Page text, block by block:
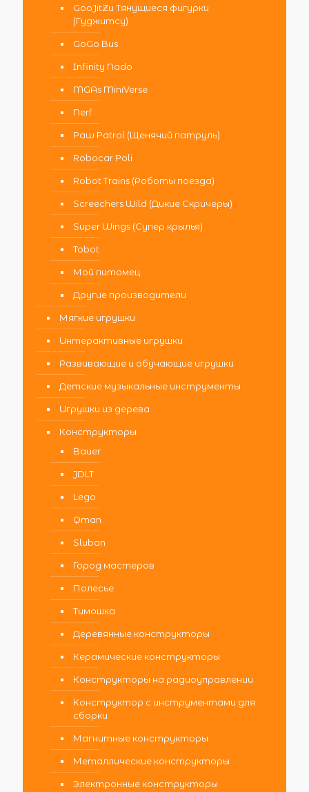
GooJitZu Тянущиеся фигурки
(Гуджитсу)
GoGo Bus
Infinity Nado
MGAs MiniVerse
Nerf
Paw Patrol (Щенячий патруль)
Robocar Poli
Robot Trains (Роботы поезда)
Screechers Wild (Дикие Скричеры)
Super Wings (Супер крылья)
Tobot
Мой питомец
Другие производители
Мягкие игрушки
Интерактивные игрушки
Развивающие и обучающие игрушки
Детские музыкальные инструменты
Игрушки из дерева
Конструкторы
Bauer
JDLT
Lego
Qman
Sluban
Город мастеров
Полесье
Тимошка
Деревянные конструкторы
Керамические конструкторы
Конструкторы на радиоуправлении
Конструктор с инструментами для
сборки
Магнитные конструкторы
Металлические конструкторы
Электронные конструкторы